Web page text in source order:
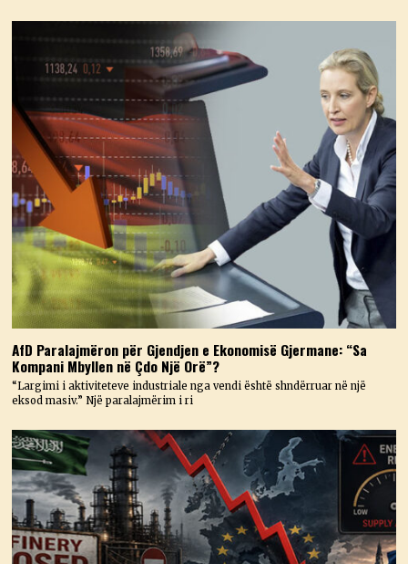
AfD Paralajmëron për Gjendjen e Ekonomisë Gjermane: “Sa
Kompani Mbyllen në Çdo Një Orë”?
“Largimi i aktiviteteve industriale nga vendi është shndërruar në një
eksod masiv.” Një paralajmërim i ri